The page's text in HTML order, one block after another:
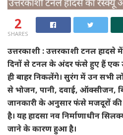
2
SHARES
उत्तरकाशी : उत्तरकाशी टनल
दिनों से टनल के अंदर फंसे हुए हैं एक
ही बाहर निकलेंगे। सुरंग में उन सभी
से भोजन, पानी, दवाई, ऑक्सीजन,
जानकारी के अनुसार फंसे मजदूरों
है। यह हादसा नव निर्माणाधीन
जाने के कारण हुआ है।